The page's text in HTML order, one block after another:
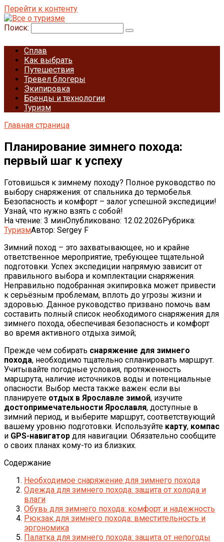
Перейти к контенту
Поиск:
Сплав
Как выбрать
Путешествия
Тревел блогеры
Экипировка
Бренды и технологии
Туризм
Главная страница
Планирование зимнего похода:
первый шаг к успеху
Готовишься к зимнему походу? Полное руководство по
выбору снаряжения: от спальника до термобелья.
Безопасность и комфорт – залог успешной экспедиции!
Узнай, что нужно взять с собой!
На чтение: 3 минОпубликовано: 12.02.2026Рубрика:
ТуризмАвтор: Sergey F
Зимний поход – это захватывающее, но и крайне
ответственное мероприятие, требующее тщательной
подготовки. Успех экспедиции напрямую зависит от
правильного выбора и комплектации снаряжения.
Неправильно подобранная экипировка может привести
к серьёзным проблемам, вплоть до угрозы жизни и
здоровью. Данное руководство призвано помочь вам
составить полный список необходимого снаряжения для
зимнего похода, обеспечивая безопасность и комфорт
во время активного отдыха зимой;
Прежде чем собирать снаряжение для зимнего
похода, необходимо тщательно спланировать маршрут.
Учитывайте погодные условия, протяженность
маршрута, наличие источников воды и потенциальные
опасности. Выбор места также важен: если вы
планируете отдых в Ярославле зимой, изучите
достопримечательности Ярославля, доступные в
зимний период, и выберите маршрут, соответствующий
вашему уровню подготовки. Используйте карту, компас
и GPS-навигатор для навигации. Обязательно сообщите
о своих планах кому-то из близких.
Содержание
Необходимое снаряжение для зимнего похода
Одежда для зимнего похода: защита от холода и
влаги
Обувь для зимнего похода: комфорт и надежность
Рюкзак для зимнего похода: вместительность и
эргономика
Палатка для зимнего похода: защита от непогоды